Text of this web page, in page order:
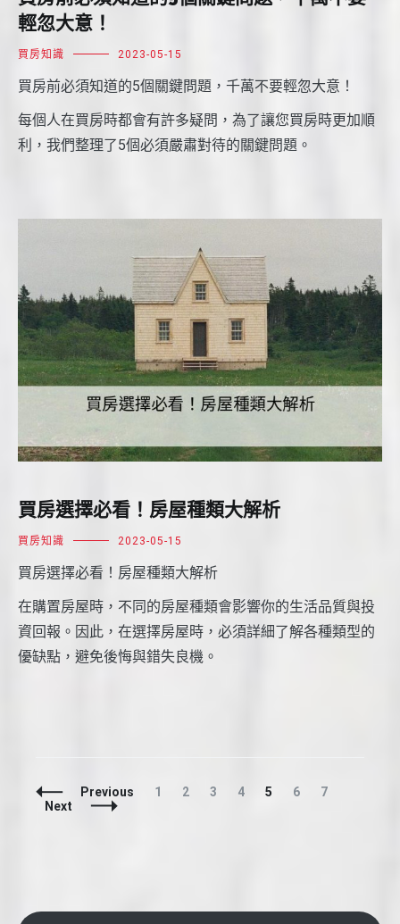
輕忽大意！
買房知識 2023-05-15
買房前必須知道的5個關鍵問題，千萬不要輕忽大意！
每個人在買房時都會有許多疑問，為了讓您買房時更加順
利，我們整理了5個必須嚴肅對待的關鍵問題。
買房選擇必看！房屋種類大解析
買房知識 2023-05-15
買房選擇必看！房屋種類大解析
在購置房屋時，不同的房屋種類會影響你的生活品質與投
資回報。因此，在選擇房屋時，必須詳細了解各種類型的
優缺點，避免後悔與錯失良機。
Posts
Navigation
Previous Page
1 Page
2 Page
3 Page
4 Page
5 Page
6 Page
7
Next